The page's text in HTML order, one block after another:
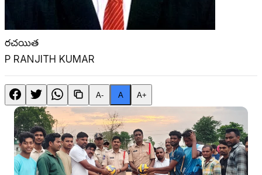
రచయిత
P RANJITH KUMAR
A- A A+